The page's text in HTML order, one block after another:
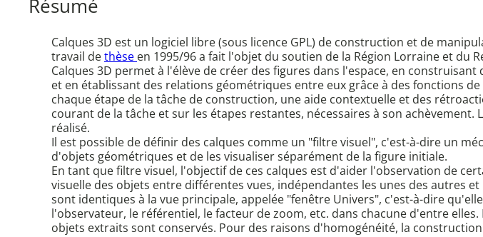
Résumé
Calques 3D est un logiciel libre (sous licence GPL) de construction et de
travail dethèse en 1995/96 a fait l'objet du soutien de la Région Lorraine et du
Calques 3D permet à l'élève de créer des figures dans l'espace, en
et en établissant des relations géométriques entre eux grâce à des fonctions
chaque étape de la tâche de construction, une aide contextuelle et des
courant de la tâche et sur les étapes restantes, nécessaires à son
réalisé.
Il est possible de définir des calques comme un "filtre visuel", c'est-à-dire un
d'objets géométriques et de les visualiser séparément de la figure initiale.
En tant que filtre visuel, l'objectif de ces calques est d'aider l'observation de
visuelle des objets entre différentes vues, indépendantes les unes des autres
sont identiques à la vue principale, appelée "fenêtre Univers", c'est-à-dire
l'observateur, le référentiel, le facteur de zoom, etc. dans chacune d'entre
objets extraits sont conservés. Pour des raisons d'homogénéité, la